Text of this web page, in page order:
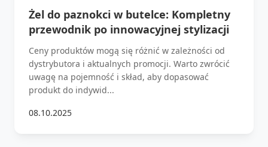
Żel do paznokci w butelce: Kompletny
przewodnik po innowacyjnej stylizacji
Ceny produktów mogą się różnić w zależności od
dystrybutora i aktualnych promocji. Warto zwrócić
uwagę na pojemność i skład, aby dopasować
produkt do indywid...
08.10.2025